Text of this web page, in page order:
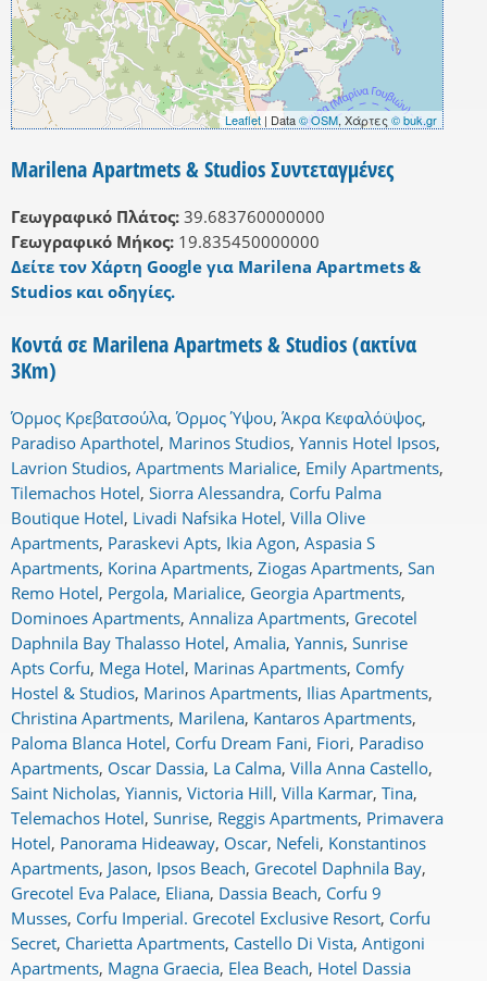
Leaflet | Data© OSM, Χάρτες © buk.gr
Marilena Apartmets & Studios Συντεταγμένες
Γεωγραφικό Πλάτος: 39.683760000000
Γεωγραφικό Μήκος: 19.835450000000
Δείτε τον Χάρτη Google για Marilena Apartmets &
Studios και οδηγίες.
Κοντά σε Marilena Apartmets & Studios (ακτίνα
3Km)
Όρμος Κρεβατσούλα,Όρμος Ύψου, Άκρα Κεφαλόϋψος,
Paradiso Aparthotel, Marinos Studios, Yannis Hotel Ipsos,
Lavrion Studios, Apartments Marialice, Emily Apartments,
Tilemachos Hotel, Siorra Alessandra, Corfu Palma
Boutique Hotel, Livadi Nafsika Hotel, Villa Olive
Apartments, Paraskevi Apts, Ikia Agon, Aspasia S
Apartments, Korina Apartments, Ziogas Apartments, San
Remo Hotel, Pergola, Marialice, Georgia Apartments,
Dominoes Apartments, Annaliza Apartments, Grecotel
Daphnila Bay Thalasso Hotel, Amalia, Yannis, Sunrise
Apts Corfu, Mega Hotel, Marinas Apartments, Comfy
Hostel & Studios, Marinos Apartments, Ilias Apartments,
Christina Apartments, Marilena, Kantaros Apartments,
Paloma Blanca Hotel, Corfu Dream Fani, Fiori, Paradiso
Apartments, Oscar Dassia, La Calma, Villa Anna Castello,
Saint Nicholas, Yiannis, Victoria Hill, Villa Karmar, Tina,
Telemachos Hotel, Sunrise, Reggis Apartments, Primavera
Hotel, Panorama Hideaway, Oscar, Nefeli, Konstantinos
Apartments, Jason, Ipsos Beach, Grecotel Daphnila Bay,
Grecotel Eva Palace, Eliana, Dassia Beach, Corfu 9
Musses, Corfu Imperial. Grecotel Exclusive Resort, Corfu
Secret, Charietta Apartments, Castello Di Vista, Antigoni
Apartments, Magna Graecia, Elea Beach, Hotel Dassia